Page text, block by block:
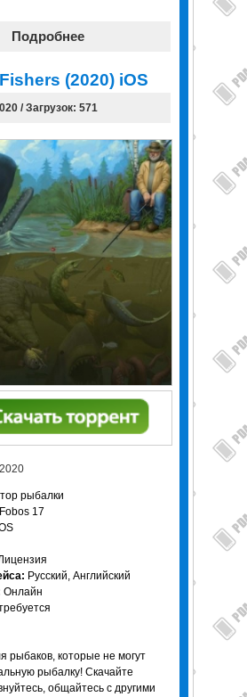
Подробнее
(2020) iOS
/ Загрузок: 571
2020
рыбалки
Fobos 17
Русский, Английский
Онлайн
рыбаков, которые не могут
рыбалку! Скачайте
общайтесь с другими